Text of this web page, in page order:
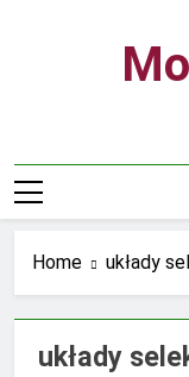
Home układy
układy